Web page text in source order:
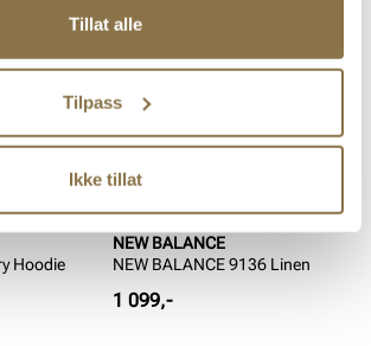
Tillat alle
Tilpass
Ikke tillat
Hoodie
NEW BALANCE
NEW BALANCE 9136 Linen
Pris
1 099,-